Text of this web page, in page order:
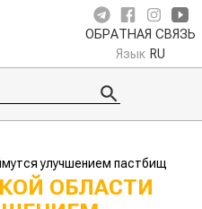
ОБРАТНАЯ СВЯЗЬ
Язык RU
улучшением пастбищ
ОБЛАСТИ